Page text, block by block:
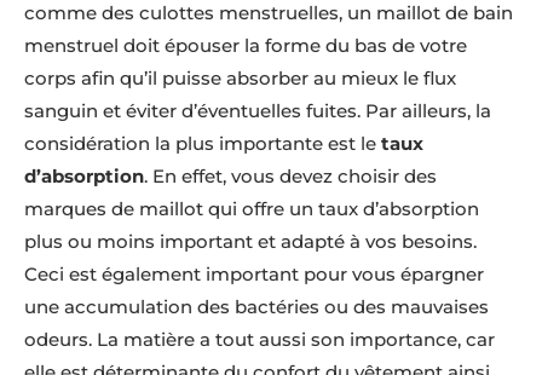
comme des culottes menstruelles, un maillot de bain
menstruel doit épouser la forme du bas de votre
corps afin qu’il puisse absorber au mieux le flux
sanguin et éviter d’éventuelles fuites. Par ailleurs, la
considération la plus importante est le taux
d’absorption. En effet, vous devez choisir des
marques de maillot qui offre un taux d’absorption
plus ou moins important et adapté à vos besoins.
Ceci est également important pour vous épargner
une accumulation des bactéries ou des mauvaises
odeurs. La matière a tout aussi son importance, car